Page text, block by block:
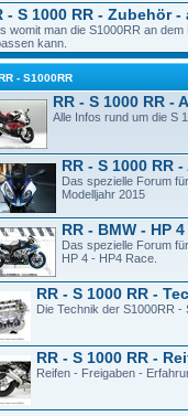
- S 1000 RR - Zubehör -
womit man die S1000RR an
kann.
- S1000RR
RR - S 1000 RR -
Alle Infos rund um die S
RR - S 1000 RR
Das spezielle Forum
Modelljahr 2015
RR - BMW - HP
Das spezielle Forum
HP 4 - HP4 Race.
RR - S 1000 RR -
Die Technik der S1000RR
RR - S 1000 RR -
Reifen - Freigaben -